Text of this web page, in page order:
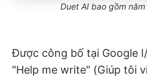
Duet AI bao gồm
Được công bố tại Google
"Help me write" (Giúp tôi